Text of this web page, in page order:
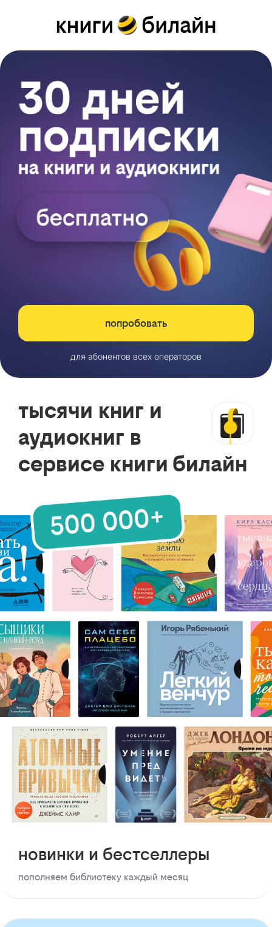
попробовать
для абонентов всех операторов
тысячи книг и
аудиокниг в
сервисе книги билайн
новинки и бестселлеры
пополняем библиотеку каждый месяц